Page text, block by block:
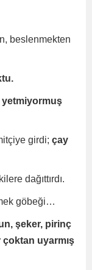
beslenmekten
yetmiyormuş
girdi; çay
dağıttırdı.
göbeği…
şeker, pirinç
uyarmış